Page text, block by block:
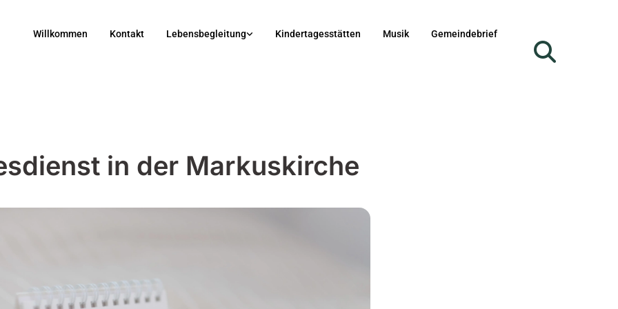
Willkommen Kontakt Lebensbegleitung Kindertagesstätten Musik Gemeindebrief
in der Markuskirche